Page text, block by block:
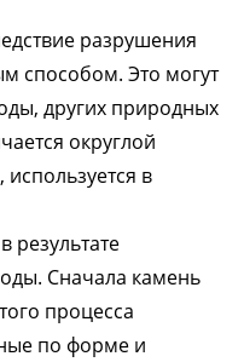
разрушения
способом. Это могут
других природных
округлой
в
результате
Сначала камень
процесса
по форме и